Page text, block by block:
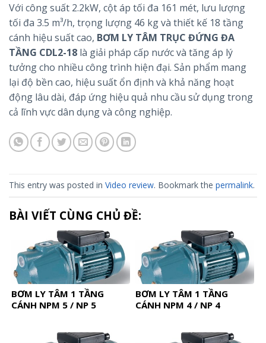
Với công suất 2.2kW, cột áp tối đa 161 mét, lưu lượng
tối đa 3.5 m³/h, trọng lượng 46 kg và thiết kế 18 tầng
cánh hiệu suất cao, BƠM LY TÂM TRỤC ĐỨNG ĐA
TẦNG CDL2-18 là giải pháp cấp nước và tăng áp lý
tưởng cho nhiều công trình hiện đại. Sản phẩm mang
lại độ bền cao, hiệu suất ổn định và khả năng hoạt
động lâu dài, đáp ứng hiệu quả nhu cầu sử dụng trong
cả lĩnh vực dân dụng và công nghiệp.
This entry was posted in Video review. Bookmark the permalink.
BÀI VIẾT CÙNG CHỦ ĐỀ:
BƠM LY TÂM 1 TẦNG
CÁNH NPM 5 / NP 5
BƠM LY TÂM 1 TẦNG
CÁNH NPM 4 / NP 4